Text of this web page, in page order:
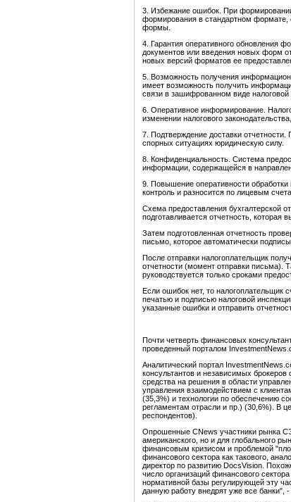
3. Избежание ошибок. При
формирования в стандартном формате,
формы.
4. Гарантия оперативного обновления
документов или введения новых форм
новых версий форматов ее
5. Возможность получения
имеет возможность получить
связи в зашифрованном виде налоговой
6. Оперативное информирование.
изменении налогового
7. Подтверждение доставки
спорных ситуациях юридическую силу.
8. Конфиденциальность. Система
информации, содержащейся в
9. Повышение оперативности
контроль и разносится по лицевым
Схема предоставления бухгалтерской
подготавливается отчетность,
Затем подготовленная отчетность
письмо, которое автоматически
После отправки налогоплательщик
отчетности (момент отправки письма).
руководствуется только сроками
Если ошибок нет, то
печатью и подписью налоговой
указанные ошибки и отправить
Почти четверть финансовых
проведенный порталом
Аналитический портал
консультантов и независимых брокеров
средства на решения в области
управления взаимодействием с
(35,3%) и технологии по обеспечению
регламентам отрасли и пр.) (30,6%). В
респондентов).
Опрошенные CNews участники рынка
американского, но и для глобального
финансовым кризисом и проблемой
финансового сектора как такового,
директор по развитию DocsVision.
число организаций финансового
нормативной базы регулирующей эту
данную работу внедрят уже все банки", -